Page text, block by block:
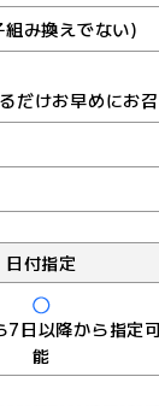
み換えでない)
だけお早めにお召
日付指定
7日以降から指定
能